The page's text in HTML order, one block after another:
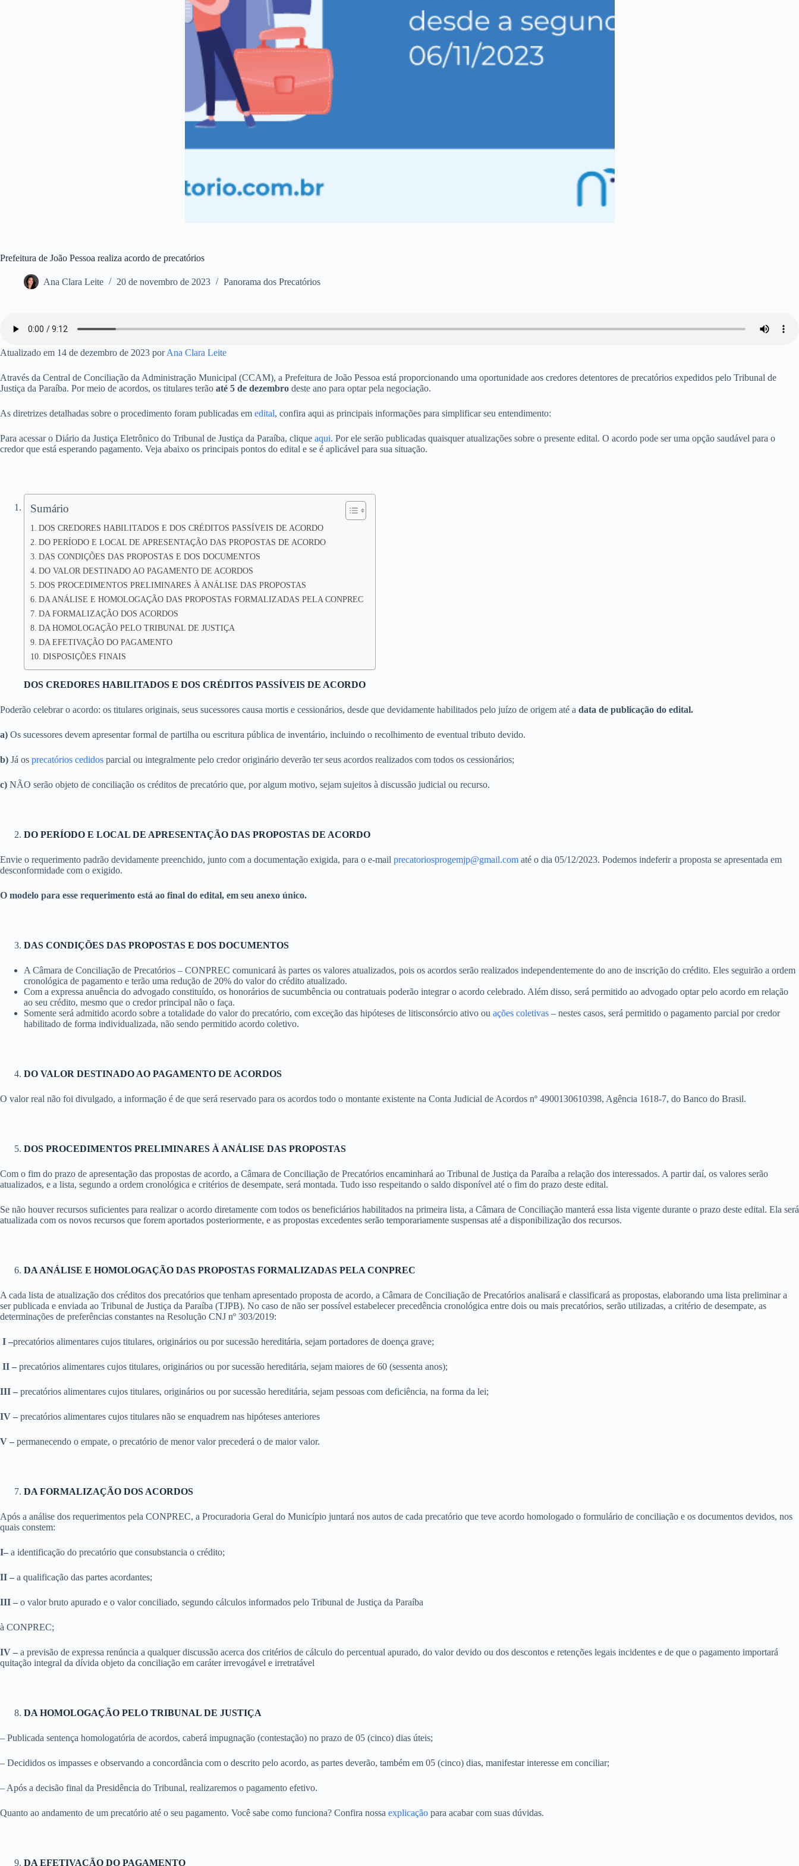
Prefeitura de João Pessoa realiza acordo de precatórios
Ana Clara Leite 20 de novembro de 2023 Panorama dos Precatórios
Atualizado em 14 de dezembro de 2023 porAna Clara Leite
Através da Central de Conciliação da Administração Municipal (CCAM), a Prefeitura de João Pessoa está proporcionando uma oportunidade aos credores detentores de precatórios expedidos pelo Tribunal de
Justiça da Paraíba. Por meio de acordos, os titulares terão até 5 de dezembro deste ano para optar pela negociação.
As diretrizes detalhadas sobre o procedimento foram publicadas em edital, confira aqui as principais informações para simplificar seu entendimento:
Para acessar o Diário da Justiça Eletrônico do Tribunal de Justiça da Paraíba, clique aqui. Por ele serão publicadas quaisquer atualizações sobre o presente edital. O acordo pode ser uma opção saudável para o
credor que está esperando pagamento. Veja abaixo os principais pontos do edital e se é aplicável para sua situação.
Sumário
DOS CREDORES HABILITADOS E DOS CRÉDITOS PASSÍVEIS DE ACORDO
DO PERÍODO E LOCAL DE APRESENTAÇÃO DAS PROPOSTAS DE ACORDO
DAS CONDIÇÕES DAS PROPOSTAS E DOS DOCUMENTOS
DO VALOR DESTINADO AO PAGAMENTO DE ACORDOS
DOS PROCEDIMENTOS PRELIMINARES À ANÁLISE DAS PROPOSTAS
DA ANÁLISE E HOMOLOGAÇÃO DAS PROPOSTAS FORMALIZADAS PELA CONPREC
DA FORMALIZAÇÃO DOS ACORDOS
DA HOMOLOGAÇÃO PELO TRIBUNAL DE JUSTIÇA
DA EFETIVAÇÃO DO PAGAMENTO
DISPOSIÇÕES FINAIS
DOS CREDORES HABILITADOS E DOS CRÉDITOS PASSÍVEIS DE ACORDO
Poderão celebrar o acordo: os titulares originais, seus sucessores causa mortis e cessionários, desde que devidamente habilitados pelo juízo de origem até a data de publicação do edital.
a) Os sucessores devem apresentar formal de partilha ou escritura pública de inventário, incluindo o recolhimento de eventual tributo devido.
b) Já os precatórios cedidos parcial ou integralmente pelo credor originário deverão ter seus acordos realizados com todos os cessionários;
c) NÃO serão objeto de conciliação os créditos de precatório que, por algum motivo, sejam sujeitos à discussão judicial ou recurso.
DO PERÍODO E LOCAL DE APRESENTAÇÃO DAS PROPOSTAS DE ACORDO
Envie o requerimento padrão devidamente preenchido, junto com a documentação exigida, para o e-mail precatoriosprogemjp@gmail.com até o dia 05/12/2023. Podemos indeferir a proposta se apresentada em
desconformidade com o exigido.
O modelo para esse requerimento está ao final do edital, em seu anexo único.
DAS CONDIÇÕES DAS PROPOSTAS E DOS DOCUMENTOS
A Câmara de Conciliação de Precatórios – CONPREC comunicará às partes os valores atualizados, pois os acordos serão realizados independentemente do ano de inscrição do crédito. Eles seguirão a ordem
cronológica de pagamento e terão uma redução de 20% do valor do crédito atualizado.
Com a expressa anuência do advogado constituído, os honorários de sucumbência ou contratuais poderão integrar o acordo celebrado. Além disso, será permitido ao advogado optar pelo acordo em relação
ao seu crédito, mesmo que o credor principal não o faça.
Somente será admitido acordo sobre a totalidade do valor do precatório, com exceção das hipóteses de litisconsórcio ativo ou ações coletivas – nestes casos, será permitido o pagamento parcial por credor
habilitado de forma individualizada, não sendo permitido acordo coletivo.
DO VALOR DESTINADO AO PAGAMENTO DE ACORDOS
O valor real não foi divulgado, a informação é de que será reservado para os acordos todo o montante existente na Conta Judicial de Acordos nº 4900130610398, Agência 1618-7, do Banco do Brasil.
DOS PROCEDIMENTOS PRELIMINARES À ANÁLISE DAS PROPOSTAS
Com o fim do prazo de apresentação das propostas de acordo, a Câmara de Conciliação de Precatórios encaminhará ao Tribunal de Justiça da Paraíba a relação dos interessados. A partir daí, os valores serão
atualizados, e a lista, segundo a ordem cronológica e critérios de desempate, será montada. Tudo isso respeitando o saldo disponível até o fim do prazo deste edital.
Se não houver recursos suficientes para realizar o acordo diretamente com todos os beneficiários habilitados na primeira lista, a Câmara de Conciliação manterá essa lista vigente durante o prazo deste edital. Ela será
atualizada com os novos recursos que forem aportados posteriormente, e as propostas excedentes serão temporariamente suspensas até a disponibilização dos recursos.
DA ANÁLISE E HOMOLOGAÇÃO DAS PROPOSTAS FORMALIZADAS PELA CONPREC
A cada lista de atualização dos créditos dos precatórios que tenham apresentado proposta de acordo, a Câmara de Conciliação de Precatórios analisará e classificará as propostas, elaborando uma lista preliminar a
ser publicada e enviada ao Tribunal de Justiça da Paraíba (TJPB). No caso de não ser possível estabelecer precedência cronológica entre dois ou mais precatórios, serão utilizadas, a critério de desempate, as
determinações de preferências constantes na Resolução CNJ nº 303/2019:
I –precatórios alimentares cujos titulares, originários ou por sucessão hereditária, sejam portadores de doença grave;
II – precatórios alimentares cujos titulares, originários ou por sucessão hereditária, sejam maiores de 60 (sessenta anos);
III – precatórios alimentares cujos titulares, originários ou por sucessão hereditária, sejam pessoas com deficiência, na forma da lei;
IV – precatórios alimentares cujos titulares não se enquadrem nas hipóteses anteriores
V – permanecendo o empate, o precatório de menor valor precederá o de maior valor.
DA FORMALIZAÇÃO DOS ACORDOS
Após a análise dos requerimentos pela CONPREC, a Procuradoria Geral do Município juntará nos autos de cada precatório que teve acordo homologado o formulário de conciliação e os documentos devidos, nos
quais constem:
I– a identificação do precatório que consubstancia o crédito;
II – a qualificação das partes acordantes;
III – o valor bruto apurado e o valor conciliado, segundo cálculos informados pelo Tribunal de Justiça da Paraíba
à CONPREC;
IV – a previsão de expressa renúncia a qualquer discussão acerca dos critérios de cálculo do percentual apurado, do valor devido ou dos descontos e retenções legais incidentes e de que o pagamento importará
quitação integral da dívida objeto da conciliação em caráter irrevogável e irretratável
DA HOMOLOGAÇÃO PELO TRIBUNAL DE JUSTIÇA
– Publicada sentença homologatória de acordos, caberá impugnação (contestação) no prazo de 05 (cinco) dias úteis;
– Decididos os impasses e observando a concordância com o descrito pelo acordo, as partes deverão, também em 05 (cinco) dias, manifestar interesse em conciliar;
– Após a decisão final da Presidência do Tribunal, realizaremos o pagamento efetivo.
Quanto ao andamento de um precatório até o seu pagamento. Você sabe como funciona? Confira nossa explicação para acabar com suas dúvidas.
DA EFETIVAÇÃO DO PAGAMENTO